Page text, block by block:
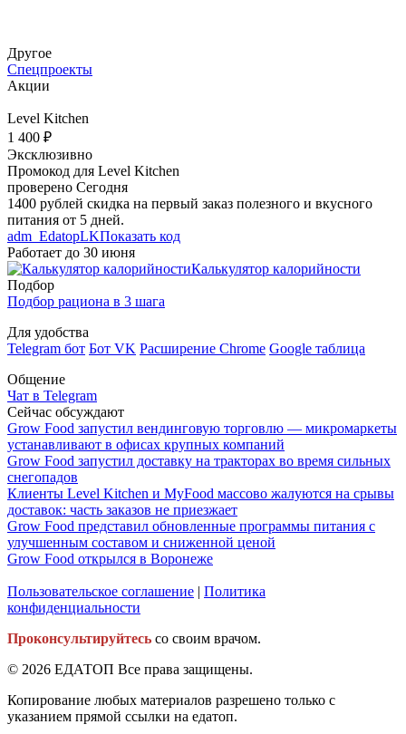
Другое
Спецпроекты
Акции
Level Kitchen
1 400 ₽
Эксклюзивно
Промокод для Level Kitchen
проверено Сегодня
1400 рублей скидка на первый заказ полезного и вкусного
питания от 5 дней.
adm_EdatopLKПоказать код
Работает до 30 июня
Калькулятор калорийности
Подбор
Подбор рациона в 3 шага
Для удобства
Telegram бот Бот VK Расширение Chrome Google таблица
Общение
Чат в Telegram
Сейчас обсуждают
Grow Food запустил вендинговую торговлю — микромаркеты
устанавливают в офисах крупных компаний
Grow Food запустил доставку на тракторах во время сильных
снегопадов
Клиенты Level Kitchen и MyFood массово жалуются на срывы
доставок: часть заказов не приезжает
Grow Food представил обновленные программы питания с
улучшенным составом и сниженной ценой
Grow Food открылся в Воронеже
Пользовательское соглашение | Политика
конфиденциальности
Проконсультируйтесь со своим врачом.
© 2026 ЕДАТОП Все права защищены.
Копирование любых материалов разрешено только с
указанием прямой ссылки на едатоп.